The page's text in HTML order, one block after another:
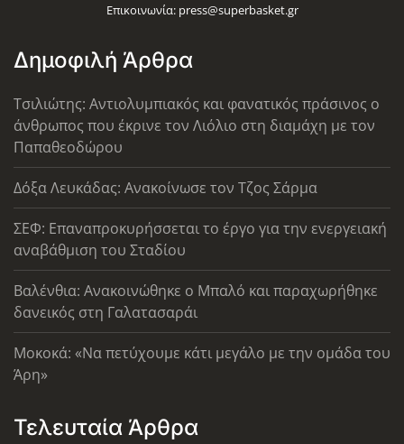
Επικοινωνία: press@superbasket.gr
Δημοφιλή Άρθρα
Τσιλιώτης: Αντιολυμπιακός και φανατικός πράσινος ο
άνθρωπος που έκρινε τον Λιόλιο στη διαμάχη με τον
Παπαθεοδώρου
Δόξα Λευκάδας: Ανακοίνωσε τον Τζος Σάρμα
ΣΕΦ: Επαναπροκυρήσσεται το έργο για την ενεργειακή
αναβάθμιση του Σταδίου
Βαλένθια: Ανακοινώθηκε ο Μπαλό και παραχωρήθηκε
δανεικός στη Γαλατασαράι
Μοκοκά: «Να πετύχουμε κάτι μεγάλο με την ομάδα του
Άρη»
Τελευταία Άρθρα